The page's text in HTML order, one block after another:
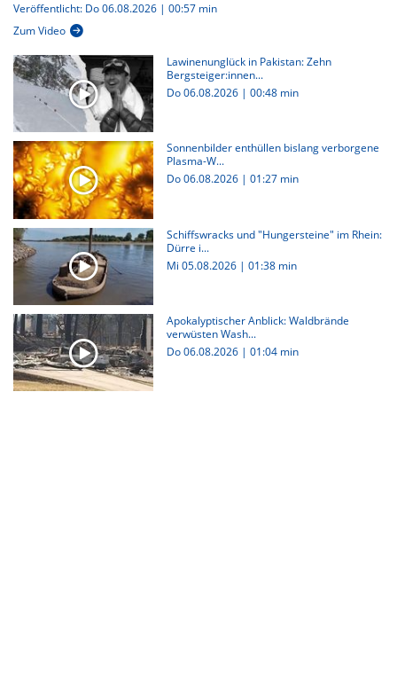
Veröffentlicht: Do 06.08.2026 | 00:57 min
Zum Video
Lawinenunglück in Pakistan: Zehn
Bergsteiger:innen...
Do 06.08.2026 | 00:48 min
Sonnenbilder enthüllen bislang verborgene
Plasma-W...
Do 06.08.2026 | 01:27 min
Schiffswracks und "Hungersteine" im Rhein:
Dürre i...
Mi 05.08.2026 | 01:38 min
Apokalyptischer Anblick: Waldbrände
verwüsten Wash...
Do 06.08.2026 | 01:04 min